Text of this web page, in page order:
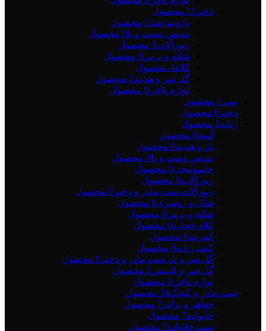
دختر 13 محصول
بازوبند شنا 1 محصول
تندیس دست و پا0 محصول
زیورآلات 1 محصول
شانه و برس0 محصول
کلاه4 محصول
گل سر و هدبند2 محصول
لوازم ناخن0 محصول
پسر 1 محصول
دختر 0 محصول
زنانه2 محصول
آئینه0 محصول
تل و هدبند0 محصول
تندیس دست و پا0 محصول
جاسوئیچی0 محصول
زیورآلات0 محصول
زیورآلات ست مادر و دختر 0 محصول
شال و روسری0 محصول
شانه و برس0 محصول
کلاه حجاب0 محصول
کمربند0 محصول
کیف زنانه0 محصول
گل سر و تل ست مادر و دختر 0 محصول
گل سر و کلیپس2 محصول
لوازم ناخن0 محصول
ست مادر و کودک34 محصول
خواهر و برادر 7 محصول
خانواده7 محصول
ست خانواده7 محصول